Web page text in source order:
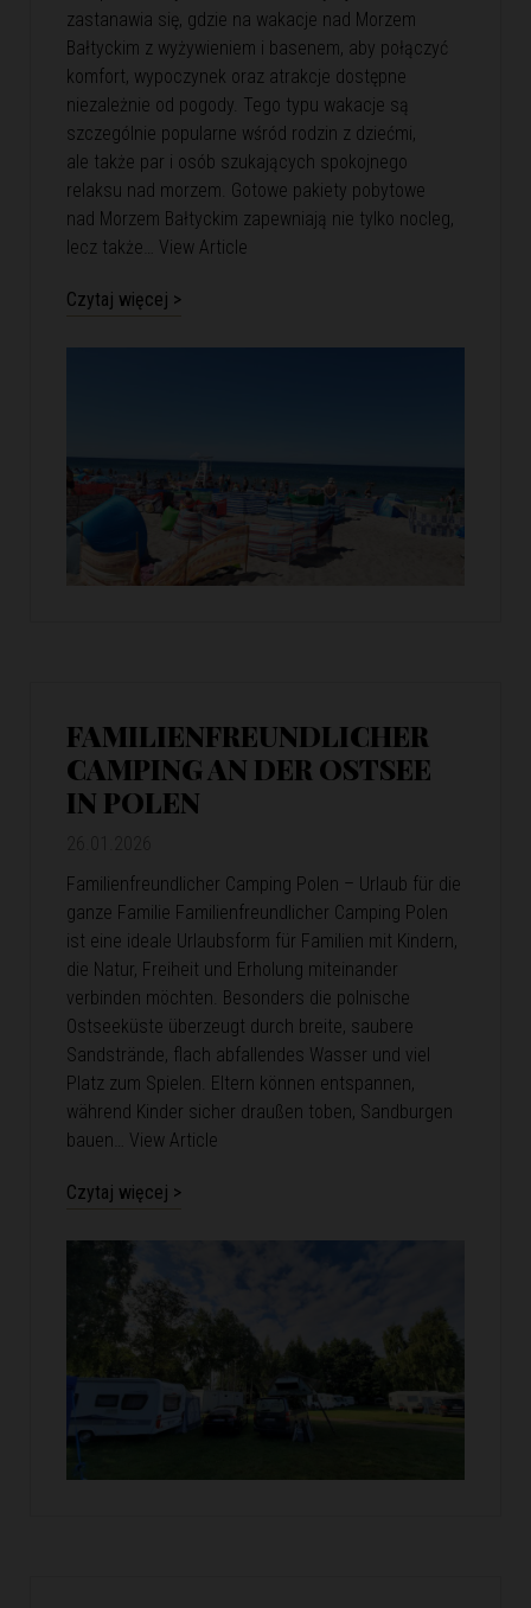
zastanawia się, gdzie na wakacje nad Morzem
Bałtyckim z wyżywieniem i basenem, aby połączyć
komfort, wypoczynek oraz atrakcje dostępne
niezależnie od pogody. Tego typu wakacje są
szczególnie popularne wśród rodzin z dziećmi,
ale także par i osób szukających spokojnego
relaksu nad morzem. Gotowe pakiety pobytowe
nad Morzem Bałtyckim zapewniają nie tylko nocleg,
lecz także… View Article
Czytaj więcej >
FAMILIENFREUNDLICHER
CAMPING AN DER OSTSEE
IN POLEN
Familienfreundlicher Camping Polen – Urlaub für die
ganze Familie Familienfreundlicher Camping Polen
ist eine ideale Urlaubsform für Familien mit Kindern,
die Natur, Freiheit und Erholung miteinander
verbinden möchten. Besonders die polnische
Ostseeküste überzeugt durch breite, saubere
Sandstrände, flach abfallendes Wasser und viel
Platz zum Spielen. Eltern können entspannen,
während Kinder sicher draußen toben, Sandburgen
bauen… View Article
Czytaj więcej >